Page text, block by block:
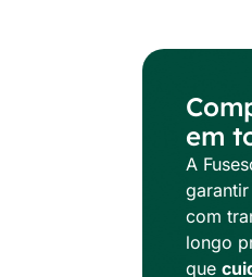
em
A
garantir
com
longo
que